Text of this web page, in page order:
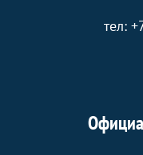
тел: